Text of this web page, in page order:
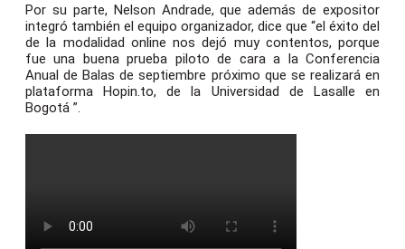
Por su parte, Nelson Andrade, que además de expositor
integró también el equipo organizador, dice que “el éxito del
de la modalidad online nos dejó muy contentos, porque
fue una buena prueba piloto de cara a la Conferencia
Anual de Balas de septiembre próximo que se realizará en
plataforma Hopin.to, de la Universidad de Lasalle en
Bogotá ”.